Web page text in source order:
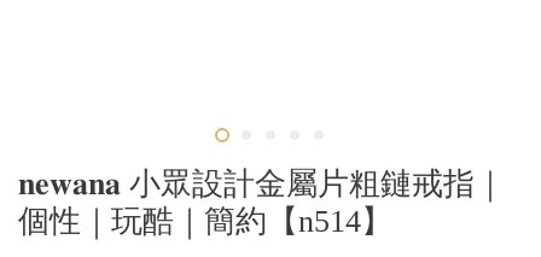
𝐧𝐞𝐰𝐚𝐧𝐚 小眾設計金屬片粗鏈戒指｜
個性｜玩酷｜簡約【n514】